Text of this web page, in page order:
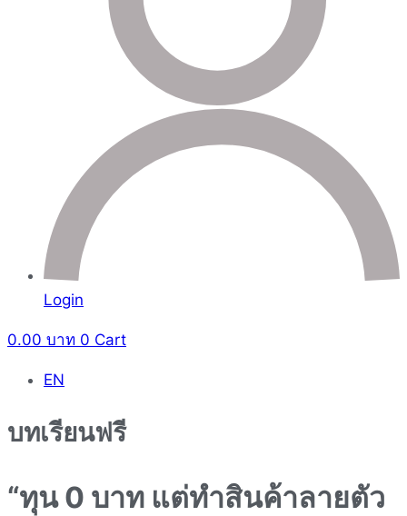
Login
0.00 บาท 0 Cart
EN
บทเรียนฟรี
“ทุน 0 บาท แต่ทำสินค้าลายตัว